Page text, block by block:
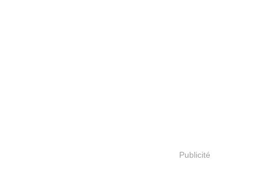
Publicité